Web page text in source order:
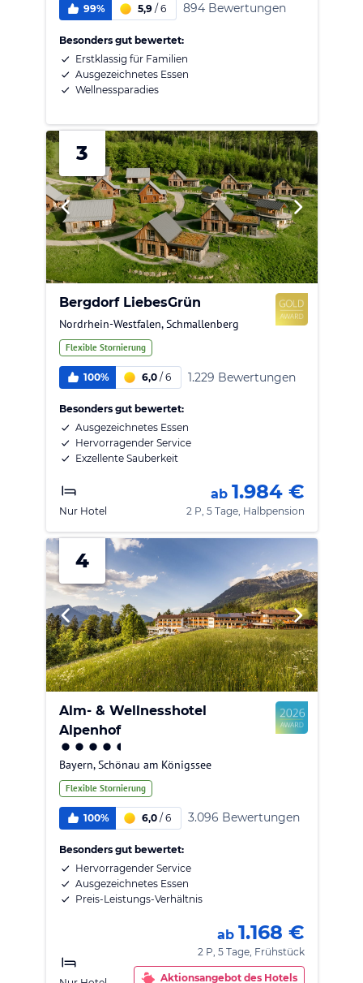
99% 5,9/ 6 894 Bewertungen
Besonders gut bewertet:
Erstklassig für Familien
Ausgezeichnetes Essen
Wellnessparadies
3
Bergdorf LiebesGrün
Nordrhein-Westfalen,Schmallenberg
Flexible Stornierung
100% 6,0/ 6 1.229 Bewertungen
Besonders gut bewertet:
Ausgezeichnetes Essen
Hervorragender Service
Exzellente Sauberkeit
Nur Hotel
ab 1.984 €
2 P, 5 Tage, Halbpension
4
Alm- & Wellnesshotel
Alpenhof
Bayern,Schönau am Königssee
Flexible Stornierung
100% 6,0/ 6 3.096 Bewertungen
Besonders gut bewertet:
Hervorragender Service
Ausgezeichnetes Essen
Preis-Leistungs-Verhältnis
ab 1.168 €
2 P, 5 Tage, Frühstück
Aktionsangebot des Hotels